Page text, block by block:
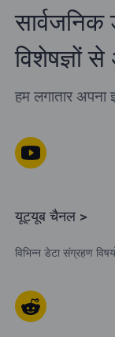
विशेषज्ञों से
हम लगातार अपना
यूट्यूब चैनल >
विभिन्न डेटा संग्रहण